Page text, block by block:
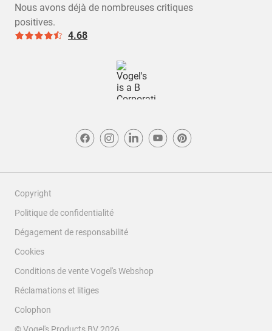
Nous avons déjà de nombreuses critiques
positives.
4.68
Copyright
Politique de confidentialité
Dégagement de responsabilité
Cookies
Conditions de vente Vogel's Webshop
Réclamations et litiges
Colophon